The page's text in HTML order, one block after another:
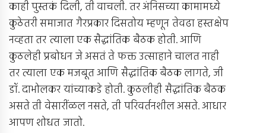
काही पुस्तकं दिली, ती वाचली. तर अंनिसच्या कामामध्ये
कुठेतरी समाजात गैरप्रकार दिसतोय म्हणून तेवढा हस्तक्षेप
नव्हता तर त्याला एक सैद्धांतिक बैठक होती. आणि
कुठलेही प्रबोधन जे असतं ते फक्त उत्साहाने चालत नाही
तर त्याला एक मजबूत आणि सैद्धांतिक बैठक लागते, जी
डॉ. दाभोलकर यांच्याकडे होती. कुठलीही सैद्धांतिक बैठक
असते ती वेसारींळल नसते, ती परिवर्तनशील असते. आधार
आपण शोधत जातो.